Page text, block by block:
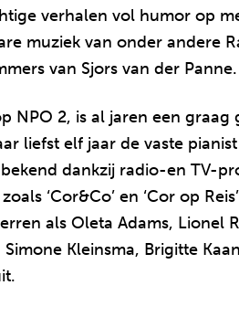
verhalen vol humor op
muziek van onder andere
van Sjors van der Panne.
NPO 2, is al jaren een graag
liefst elf jaar de vaste
dankzij radio-en TV-
‘Cor&Co’ en ‘Cor op
als Oleta Adams, Lionel
Kleinsma, Brigitte